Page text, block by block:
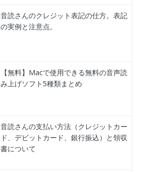
音読さんのクレジット表記の仕方。表記
の実例と注意点。
【無料】Macで使用できる無料の音声読
み上げソフト5種類まとめ
音読さんの支払い方法（クレジットカー
ド、デビットカード、銀行振込）と領収
書について